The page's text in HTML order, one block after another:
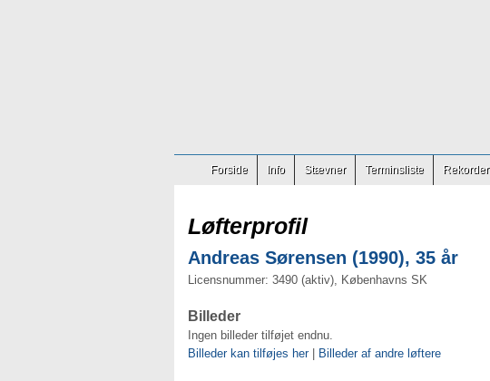
Forside Info Stævner Terminsliste Rekorder
Løfterprofil
Andreas Sørensen (1990), 35 år
Licensnummer: 3490 (aktiv), Københavns SK
Billeder
Ingen billeder tilføjet endnu.
Billeder kan tilføjes her| Billeder af andre løftere